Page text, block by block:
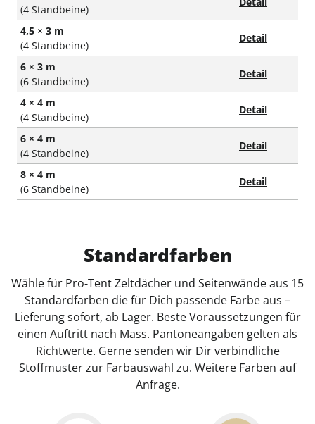
(4 Standbeine)
4,5 × 3 m
(4 Standbeine)
Detail
6 × 3 m
(6 Standbeine)
Detail
4 × 4 m
(4 Standbeine)
Detail
6 × 4 m
(4 Standbeine)
Detail
8 × 4 m
(6 Standbeine)
Detail
Standardfarben
Wähle für Pro‑Tent Zeltdächer und Seitenwände aus 15
Standardfarben die für Dich passende Farbe aus –
Lieferung sofort, ab Lager. Beste Voraussetzungen für
einen Auftritt nach Mass. Pantoneangaben gelten als
Richtwerte. Gerne senden wir Dir verbindliche
Stoffmuster zur Farbauswahl zu. Weitere Farben auf
Anfrage.